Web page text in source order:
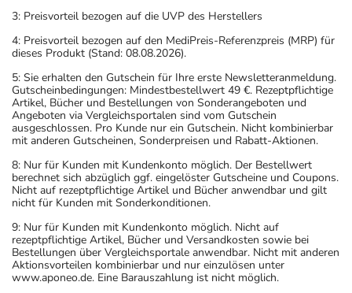
3: Preisvorteil bezogen auf die UVP des Herstellers
4: Preisvorteil bezogen auf den MediPreis-Referenzpreis (MRP) für
dieses Produkt (Stand: 08.08.2026).
5: Sie erhalten den Gutschein für Ihre erste Newsletteranmeldung.
Gutscheinbedingungen: Mindestbestellwert 49 €. Rezeptpflichtige
Artikel, Bücher und Bestellungen von Sonderangeboten und
Angeboten via Vergleichsportalen sind vom Gutschein
ausgeschlossen. Pro Kunde nur ein Gutschein. Nicht kombinierbar
mit anderen Gutscheinen, Sonderpreisen und Rabatt-Aktionen.
8: Nur für Kunden mit Kundenkonto möglich. Der Bestellwert
berechnet sich abzüglich ggf. eingelöster Gutscheine und Coupons.
Nicht auf rezeptpflichtige Artikel und Bücher anwendbar und gilt
nicht für Kunden mit Sonderkonditionen.
9: Nur für Kunden mit Kundenkonto möglich. Nicht auf
rezeptpflichtige Artikel, Bücher und Versandkosten sowie bei
Bestellungen über Vergleichsportale anwendbar. Nicht mit anderen
Aktionsvorteilen kombinierbar und nur einzulösen unter
www.aponeo.de. Eine Barauszahlung ist nicht möglich.